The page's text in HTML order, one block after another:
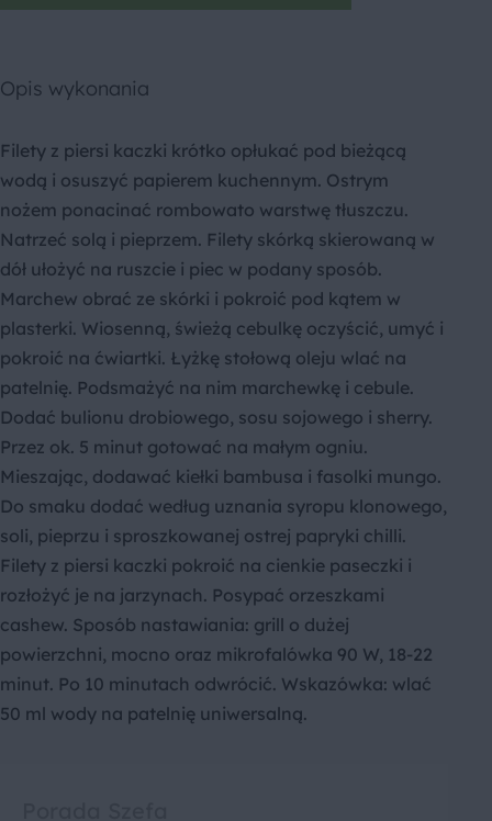
Opis wykonania
Filety z piersi kaczki krótko opłukać pod bieżącą
wodą i osuszyć papierem kuchennym. Ostrym
nożem ponacinać rombowato warstwę tłuszczu.
Natrzeć solą i pieprzem. Filety skórką skierowaną w
dół ułożyć na ruszcie i piec w podany sposób.
Marchew obrać ze skórki i pokroić pod kątem w
plasterki. Wiosenną, świeżą cebulkę oczyścić, umyć i
pokroić na ćwiartki. Łyżkę stołową oleju wlać na
patelnię. Podsmażyć na nim marchewkę i cebule.
Dodać bulionu drobiowego, sosu sojowego i sherry.
Przez ok. 5 minut gotować na małym ogniu.
Mieszając, dodawać kiełki bambusa i fasolki mungo.
Do smaku dodać według uznania syropu klonowego,
soli, pieprzu i sproszkowanej ostrej papryki chilli.
Filety z piersi kaczki pokroić na cienkie paseczki i
rozłożyć je na jarzynach. Posypać orzeszkami
cashew. Sposób nastawiania: grill o dużej
powierzchni, mocno oraz mikrofalówka 90 W, 18-22
minut. Po 10 minutach odwrócić. Wskazówka: wlać
50 ml wody na patelnię uniwersalną.